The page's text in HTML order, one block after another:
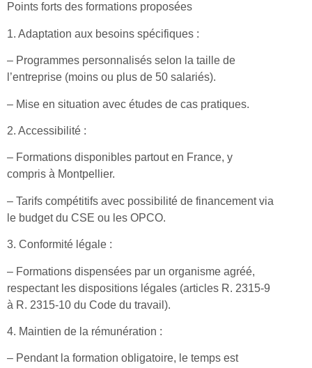
Points forts des formations proposées
1. Adaptation aux besoins spécifiques :
– Programmes personnalisés selon la taille de
l’entreprise (moins ou plus de 50 salariés).
– Mise en situation avec études de cas pratiques.
2. Accessibilité :
– Formations disponibles partout en France, y
compris à Montpellier.
– Tarifs compétitifs avec possibilité de financement via
le budget du CSE ou les OPCO.
3. Conformité légale :
– Formations dispensées par un organisme agréé,
respectant les dispositions légales (articles R. 2315-9
à R. 2315-10 du Code du travail).
4. Maintien de la rémunération :
– Pendant la formation obligatoire, le temps est